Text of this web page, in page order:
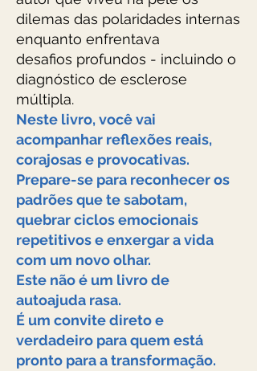
dilemas das polaridades internas
enquanto enfrentava
desafios profundos - incluindo o
diagnóstico de esclerose
múltipla.
Neste livro, você vai
acompanhar reflexões reais,
corajosas e provocativas.
Prepare-se para reconhecer os
padrões que te sabotam,
quebrar ciclos emocionais
repetitivos e enxergar a vida
com um novo olhar.
Este não é um livro de
autoajuda rasa.
​É um convite direto e
verdadeiro para quem está
pronto para a transformação.